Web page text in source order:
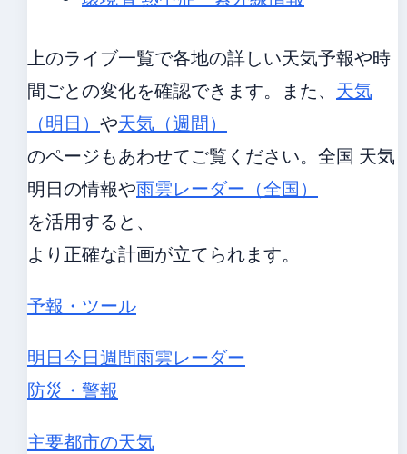
上のライブ一覧で各地の詳しい天気予報や時
間ごとの変化を確認できます。また、 天気
（明日） や天気（週間）
のページもあわせてご覧ください。全国 天気
明日の情報や雨雲レーダー（全国）
を活用すると、
より正確な計画が立てられます。
予報・ツール
明日今日週間雨雲レーダー
防災・警報
主要都市の天気